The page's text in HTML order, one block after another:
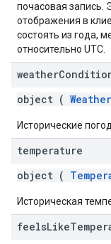
почасовая запись.
отображения в
состоять из года,
относительно UTC.
weather
object (
Исторические
temperature
object (
Историческая
feelsLike